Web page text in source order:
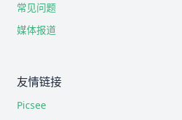
常见问题
媒体报道
友情链接
Picsee